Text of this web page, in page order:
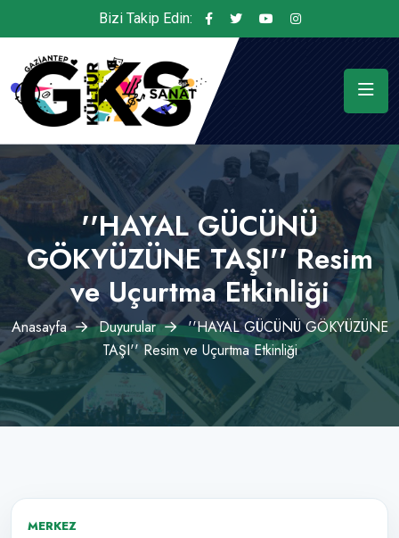
Bizi Takip Edin:
''HAYAL GÜCÜNÜ
GÖKYÜZÜNE TAŞI'' Resim
ve Uçurtma Etkinliği
Anasayfa Duyurular
''HAYAL GÜCÜNÜ GÖKYÜZÜNE
TAŞI'' Resim ve Uçurtma Etkinliği
MERKEZ